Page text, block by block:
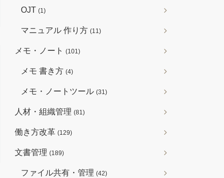
OJT (1)
マニュアル 作り方 (11)
メモ・ノート (101)
メモ 書き方 (4)
メモ・ノートツール (31)
人材・組織管理 (81)
働き方改革 (129)
文書管理 (189)
ファイル共有・管理 (42)